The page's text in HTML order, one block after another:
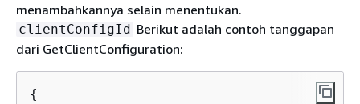
menambahkannya selain menentukan.
clientConfigId Berikut adalah contoh tanggapan
dari GetClientConfiguration:
{